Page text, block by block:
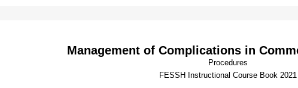
Management of Complications in
Procedures
FESSH Instructional Course Book 2021